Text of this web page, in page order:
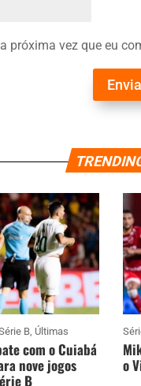
próxima vez que eu
B, Últimas
com o Cuiabá
nove jogos
B
o